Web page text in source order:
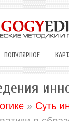
ПОПУЛЯРНОЕ
» Суть